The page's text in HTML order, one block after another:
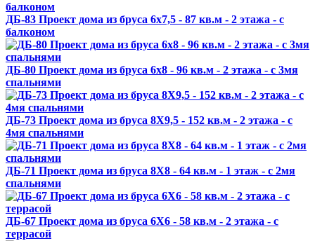
ДБ-83 Проект дома из бруса 6х7,5 - 87 кв.м - 2 этажа - с
балконом
ДБ-80 Проект дома из бруса 6х8 - 96 кв.м - 2 этажа - с 3мя
спальнями
ДБ-73 Проект дома из бруса 8X9,5 - 152 кв.м - 2 этажа - с
4мя спальнями
ДБ-71 Проект дома из бруса 8X8 - 64 кв.м - 1 этаж - с 2мя
спальнями
ДБ-67 Проект дома из бруса 6X6 - 58 кв.м - 2 этажа - с
террасой